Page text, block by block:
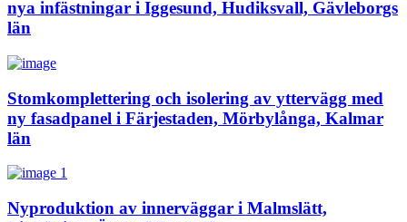
nya infästningar i Iggesund, Hudiksvall, Gävleborgs
län
Stomkomplettering och isolering av yttervägg med
ny fasadpanel i Färjestaden, Mörbylånga, Kalmar
län
Nyproduktion av innerväggar i Malmslätt,